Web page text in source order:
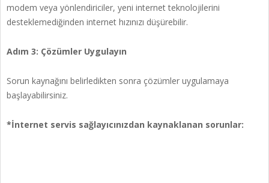
modem veya yönlendiriciler, yeni internet teknolojilerini
desteklemediğinden internet hızınızı düşürebilir.
Adım 3: Çözümler Uygulayın
Sorun kaynağını belirledikten sonra çözümler uygulamaya
başlayabilirsiniz.
*İnternet servis sağlayıcınızdan kaynaklanan sorunlar: